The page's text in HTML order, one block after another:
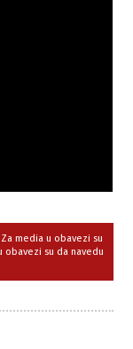
media u obavezi su
obavezi su da navedu